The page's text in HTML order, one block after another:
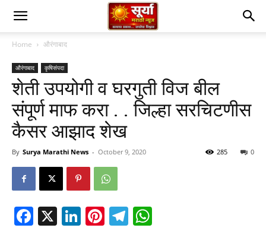
Home औरंगाबाद
औरंगाबाद कृषिसंपदा
शेती उपयोगी व घरगुती विज बील
संपूर्ण माफ करा . . जिल्हा सरचिटणीस
कैसर आझाद शेख
By Surya Marathi News - October 9, 2020 0
285
Facebook
X LinkedIn
Pinterest
Telegram